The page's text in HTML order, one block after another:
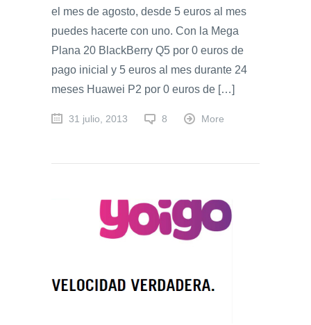
el mes de agosto, desde 5 euros al mes
puedes hacerte con uno. Con la Mega
Plana 20 BlackBerry Q5 por 0 euros de
pago inicial y 5 euros al mes durante 24
meses Huawei P2 por 0 euros de […]
31 julio, 2013 8 More